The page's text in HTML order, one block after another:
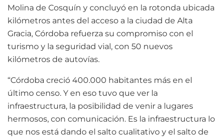
Molina de Cosquín y concluyó en la rotonda ubicada
kilómetros antes del acceso a la ciudad de Alta
Gracia, Córdoba refuerza su compromiso con el
turismo y la seguridad vial, con 50 nuevos
kilómetros de autovías.
“Córdoba creció 400.000 habitantes más en el
último censo. Y en eso tuvo que ver la
infraestructura, la posibilidad de venir a lugares
hermosos, con comunicación. Es la infraestructura lo
que nos está dando el salto cualitativo y el salto de